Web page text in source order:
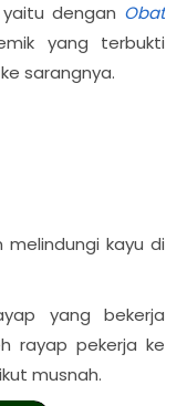
dengan Obat
yang terbukti
sarangnya.
melindungi kayu di
yang bekerja
rayap pekerja ke
musnah.